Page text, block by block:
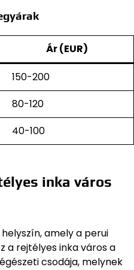
Ár (EUR)
150-200
80-120
40-100
inka város
amely a perui
a rejtélyes inka város a
csodája, melynek